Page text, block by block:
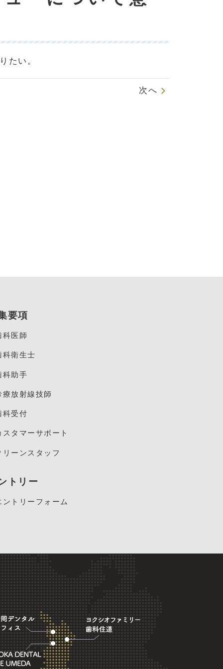
たい。
次へ
要項
科医師
科衛生士
科助手
療放射線技師
科受付
スタマーサポート
リーンスタッフ
トリー
ントリーフォーム